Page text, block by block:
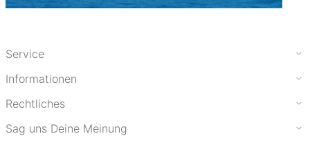
Service
Informationen
Rechtliches
Sag uns Deine Meinung